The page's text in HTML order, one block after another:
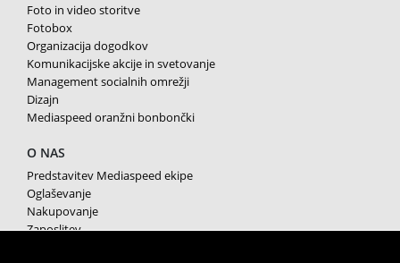
Foto in video storitve
Fotobox
Organizacija dogodkov
Komunikacijske akcije in svetovanje
Management socialnih omrežji
Dizajn
Mediaspeed oranžni bonbončki
O NAS
Predstavitev Mediaspeed ekipe
Oglaševanje
Nakupovanje
Zaposlitev